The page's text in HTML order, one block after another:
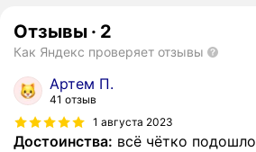
Отзывы · 2
Как Яндекс проверяет отзывы
Артем П.
41 отзыв
1 августа 2023
Достоинства: всё чётко подошло